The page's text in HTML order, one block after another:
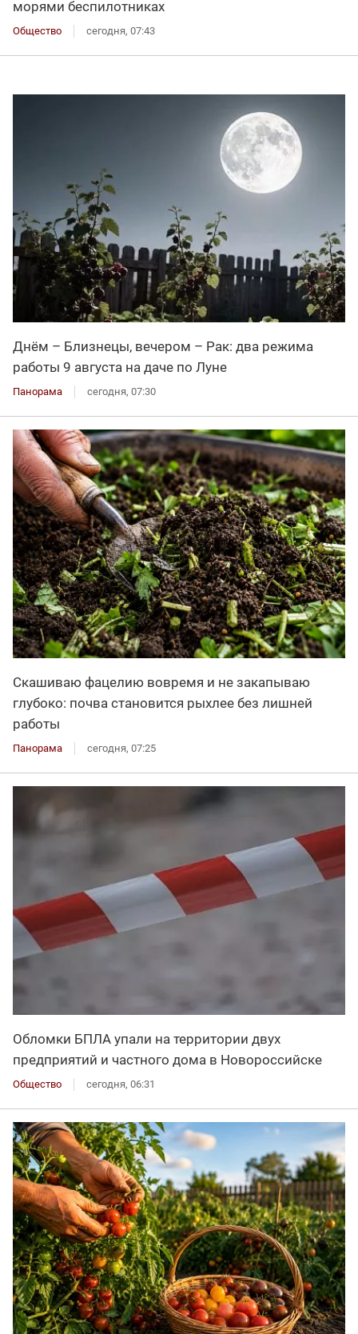
морями беспилотниках
Общество сегодня, 07:43
Днём – Близнецы, вечером – Рак: два режима
работы 9 августа на даче по Луне
Панорама сегодня, 07:30
Скашиваю фацелию вовремя и не закапываю
глубоко: почва становится рыхлее без лишней
работы
Панорама сегодня, 07:25
Обломки БПЛА упали на территории двух
предприятий и частного дома в Новороссийске
Общество сегодня, 06:31